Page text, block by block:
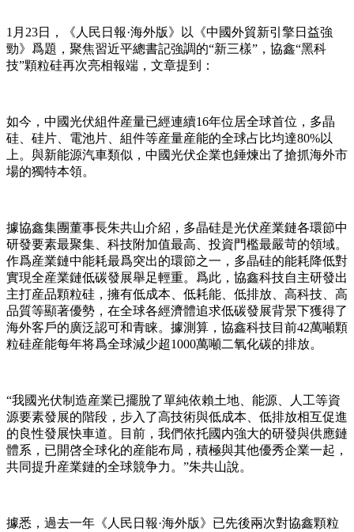
1月23日，《人民日報·海外版》以《中國外貿新引擎日益強
勁》爲題，聚焦習近平總書記強調的“新三樣”，協鑫“黑科
技”顆粒硅再次亮相報端，文章提到：
如今，中國光伏組件産量已經連續16年位居全球首位，多晶
硅、硅片、電池片、組件等産量産能的全球占比均達80%以
上。與新能源汽車類似，中國光伏企業也錘煉出了搶抓海外市
場的獨特本領。
據協鑫集團董事長朱共山介紹，多晶硅是光伏産業鏈各環節中
研發要素最聚集、科技附加值最高、投資門檻最嚴苛的領域。
作爲産業鏈中能耗最爲突出的環節之一，多晶硅的能耗降低對
實現全産業鏈低碳發展舉足輕重。爲此，協鑫科技自主研發出
主打産品顆粒硅，擁有低成本、低耗能、低排放、高科技、高
品質等顯著優勢，在全球各經濟體追求低碳發展背景下獲得了
海外客戶的廣泛認可和青睐。據測算，協鑫科技目前42萬噸顆
粒硅産能每年将爲全球減少超1000萬噸二氧化碳的排放。
“我國光伏制造産業已擺脫了單純依賴土地、能源、人工等資
源要素發展的階段，步入了高技術與低成本、低排放相互促進
的良性發展快車道。目前，我們依托國内強大的研發與供應鏈
體系，已開啓全球化的産能布局，積極與其他優秀企業一起，
共同提升産業鏈的全球競争力。”朱共山說。
據悉，過去一年《人民日報·海外版》已先後兩次對協鑫顆粒